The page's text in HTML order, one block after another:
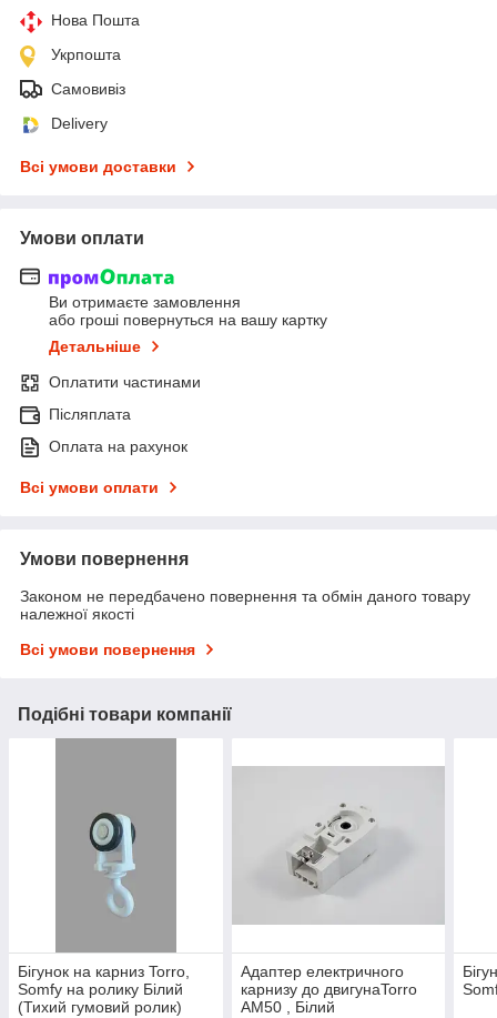
Нова Пошта
Укрпошта
Самовивіз
Delivery
Всі умови доставки
Умови оплати
Ви отримаєте замовлення
або гроші повернуться на вашу картку
Детальніше
Оплатити частинами
Післяплата
Оплата на рахунок
Всі умови оплати
Умови повернення
Законом не передбачено повернення та обмін даного товару
належної якості
Всі умови повернення
Подібні товари компанії
Бігунок на карниз Torro,
Somfy на ролику Білий
(Тихий гумовий ролик)
Адаптер електричного
карнизу до двигунаTorro
АМ50 , Білий